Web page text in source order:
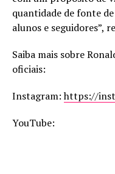
quantidade de fonte
alunos e seguidores”,
Saiba mais sobre
oficiais:
Instagram:https://
YouTube: